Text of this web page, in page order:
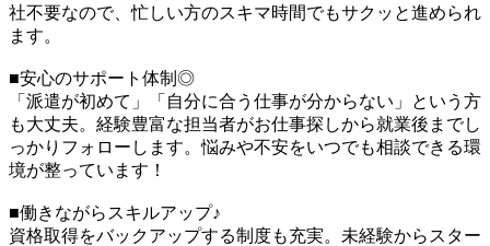
社不要なので、忙しい方のスキマ時間でもサクッと進められ
ます。
■安心のサポート体制◎
「派遣が初めて」「自分に合う仕事が分からない」という方
も大丈夫。経験豊富な担当者がお仕事探しから就業後までし
っかりフォローします。悩みや不安をいつでも相談できる環
境が整っています！
■働きながらスキルアップ♪
資格取得をバックアップする制度も充実。未経験からスター